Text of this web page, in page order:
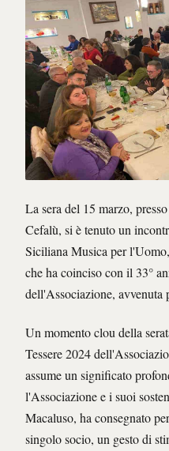
La sera del 15 marzo,
Cefalù, si è tenuto un
Siciliana Musica per
che ha coinciso con il 33°
dell'Associazione,
Un momento clou della
Tessere 2024
assume un significato
l'Associazione e i suoi
Macaluso, ha consegnato
singolo socio, un gesto di